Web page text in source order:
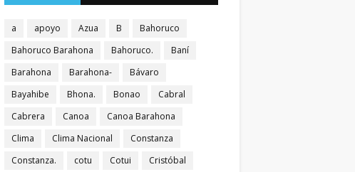
a apoyo Azua B
Bahoruco
Bahoruco Barahona
Bahoruco.
Baní
Barahona
Barahona-
Bávaro
Bayahibe
Bhona. Bonao
Cabral
Cabrera
Canoa
Canoa Barahona
Clima
Clima Nacional
Constanza
Constanza.
cotu Cotui
Cristóbal